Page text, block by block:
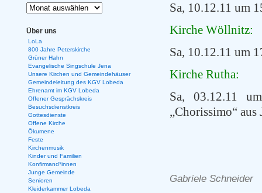
Sa, 10.12.11 um
Kirche Wöllnitz:
Sa, 10.12.11 um
Kirche Rutha:
Sa, 03.12.11
„Chorissimo“ aus
Gabriele Schneider
Über uns
LoLa
800 Jahre Peterskirche
Grüner Hahn
Evangelische Singschule Jena
Unsere Kirchen und Gemeindehäuser
Gemeindeleitung des KGV Lobeda
Ehrenamt im KGV Lobeda
Offener Gesprächskreis
Besuchsdienstkreis
Gottesdienste
Offene Kirche
Ökumene
Feste
Kirchenmusik
Kinder und Familien
Konfirmand*innen
Junge Gemeinde
Senioren
Kleiderkammer Lobeda